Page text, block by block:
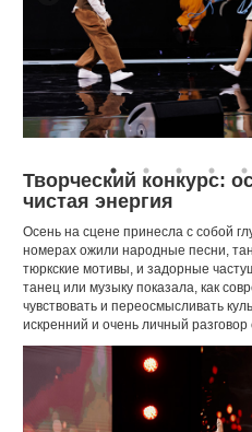
Творческий конкурс:
чистая энергия
Осень на сцене принесла с собой
номерах ожили народные песни,
тюркские мотивы, и задорные
танец или музыку показала, как
чувствовать и переосмысливать
искренний и очень личный